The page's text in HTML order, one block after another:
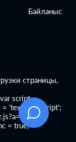
Байланыс
страницы,
script =
= 'text/javascript';
= true;